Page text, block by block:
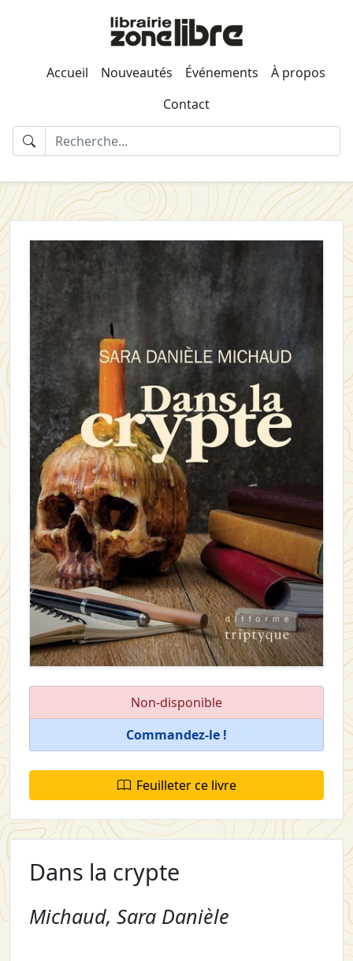
Accueil Nouveautés Événements
À propos
Contact
Non-disponible
Commandez-le !
Feuilleter ce livre
Dans la crypte
Michaud, Sara Danièle